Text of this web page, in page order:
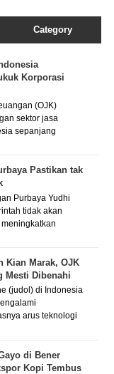
Category
Korporasi
(OJK)
sektor jasa
sepanjang
Pastikan tak
Purbaya Yudhi
tidak akan
Kian Marak, OJK
Mesti Dibenahi
(judol) di Indonesia
arus teknologi
di Bener
Kopi Tembus